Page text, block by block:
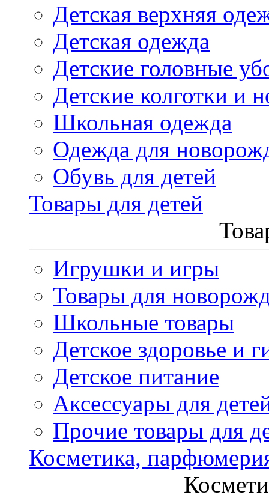
Детская верхняя
Детская одежда
Детские головные
Детские колготки и
Школьная одежда
Одежда для
Обувь для детей
Товары для детей
Игрушки и игры
Товары для
Школьные товары
Детское здоровье и
Детское питание
Аксессуары для
Прочие товары для
Косметика,